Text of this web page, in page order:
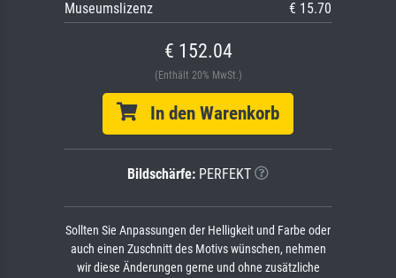
Museumslizenz € 15.70
€ 152.04
(Enthält 20% MwSt.)
In den Warenkorb
Bildschärfe: PERFEKT
Sollten Sie Anpassungen der Helligkeit und Farbe oder
auch einen Zuschnitt des Motivs wünschen, nehmen
wir diese Änderungen gerne und ohne zusätzliche